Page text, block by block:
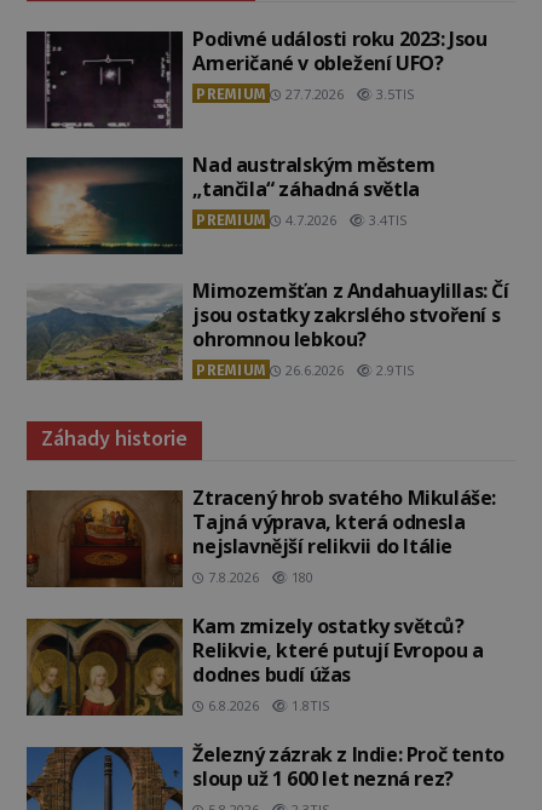
Podivné události roku 2023: Jsou
Američané v obležení UFO?
PREMIUM 27.7.2026 3.5TIS
Nad australským městem
„tančila“ záhadná světla
PREMIUM 4.7.2026 3.4TIS
Mimozemšťan z Andahuaylillas: Čí
jsou ostatky zakrslého stvoření s
ohromnou lebkou?
PREMIUM 26.6.2026 2.9TIS
Záhady historie
Ztracený hrob svatého Mikuláše:
Tajná výprava, která odnesla
nejslavnější relikvii do Itálie
7.8.2026 180
Kam zmizely ostatky světců?
Relikvie, které putují Evropou a
dodnes budí úžas
6.8.2026 1.8TIS
Železný zázrak z Indie: Proč tento
sloup už 1 600 let nezná rez?